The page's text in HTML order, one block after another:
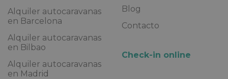
Alquiler autocaravanas
en Barcelona
Alquiler autocaravanas
en Bilbao
Alquiler autocaravanas
en Madrid
Blog
Contacto
Check-in online